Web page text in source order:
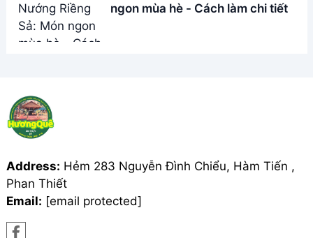
ngon mùa hè - Cách làm chi tiết
Address: Hẻm 283 Nguyễn Đình Chiểu, Hàm Tiến ,
Phan Thiết
Email: [email protected]